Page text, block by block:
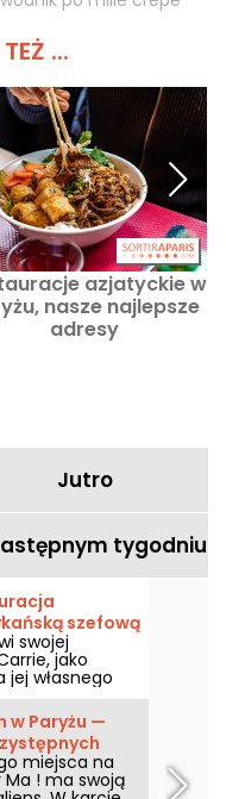
...
azjatyckie w
nasze najlepsze
adresy
Jutro
tygodniu
szefową
swojej
jako
własnego
przygotowała
w Paryżu —
miejsca na
! ma swoją